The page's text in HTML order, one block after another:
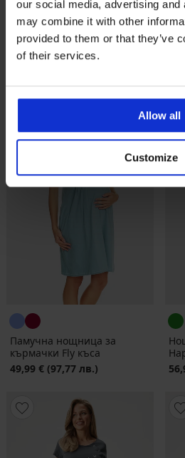
our social media, advertising
may combine it with other
provided to them or that they’ve
of their services.
Allow all
Customize
Памучна нощница за
кърмачки Eileen къса
57,99 €(113,42 лв.)
Памучна нощница за
кърмачки Fly къса
49,99 € (97,77 лв.)